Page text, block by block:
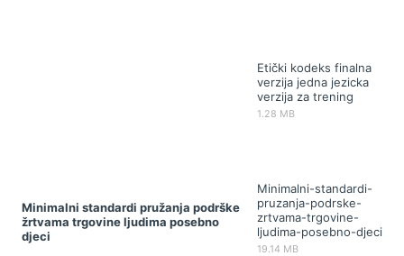
Etički kodeks finalna
verzija jedna jezicka
verzija za trening
1.28 MB
Minimalni standardi pružanja podrške
žrtvama trgovine ljudima posebno
djeci
Minimalni-standardi-
pruzanja-podrske-
zrtvama-trgovine-
ljudima-posebno-djeci
19.14 MB